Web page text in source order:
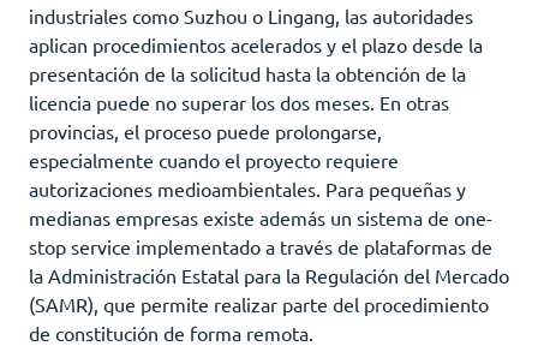
industriales como Suzhou o Lingang, las autoridades
aplican procedimientos acelerados y el plazo desde la
presentación de la solicitud hasta la obtención de la
licencia puede no superar los dos meses. En otras
provincias, el proceso puede prolongarse,
especialmente cuando el proyecto requiere
autorizaciones medioambientales. Para pequeñas y
medianas empresas existe además un sistema de one-
stop service implementado a través de plataformas de
la Administración Estatal para la Regulación del Mercado
(SAMR), que permite realizar parte del procedimiento
de constitución de forma remota.